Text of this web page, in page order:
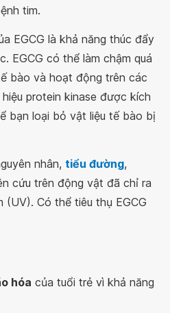
tim.
EGCG là khả năng thúc đẩy
EGCG có thể làm chậm quá
bào và hoạt động trên các
protein kinase được kích
bạn loại bỏ vật liệu tế bào bị
nhân, tiểu đường,
cứu trên động vật đã chỉ ra
Có thể tiêu thụ EGCG
hóa của tuổi trẻ vì khả năng